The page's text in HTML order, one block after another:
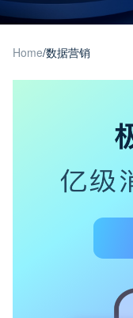
Home/数据营销